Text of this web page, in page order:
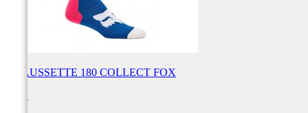
CHAUSSETTE 180 COLLECT FOX